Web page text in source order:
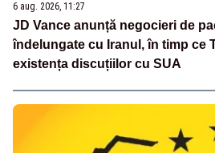
6 aug. 2026, 11:27
JD Vance anunță negocieri de
îndelungate cu Iranul, în timp ce
existența discuțiilor cu SUA